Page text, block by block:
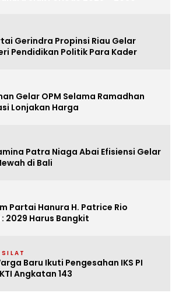
Gerindra Propinsi Riau Gelar
Pendidikan Politik Para Kader
Gelar OPM Selama Ramadhan
Lonjakan Harga
Patra Niaga Abai Efisiensi Gelar
di Bali
Partai Hanura H. Patrice Rio
2029 Harus Bangkit
Baru Ikuti Pengesahan IKS PI
Angkatan 143